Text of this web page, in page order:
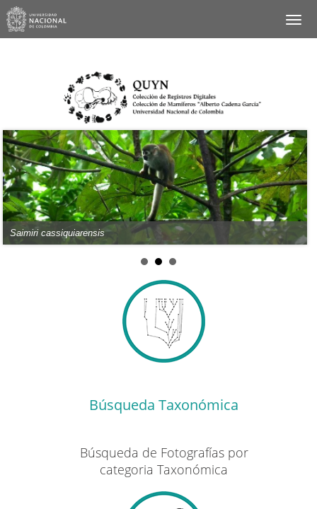
Saimiri cassiquiarensis
Búsqueda Taxonómica
Búsqueda de Fotografías por
categoria Taxonómica